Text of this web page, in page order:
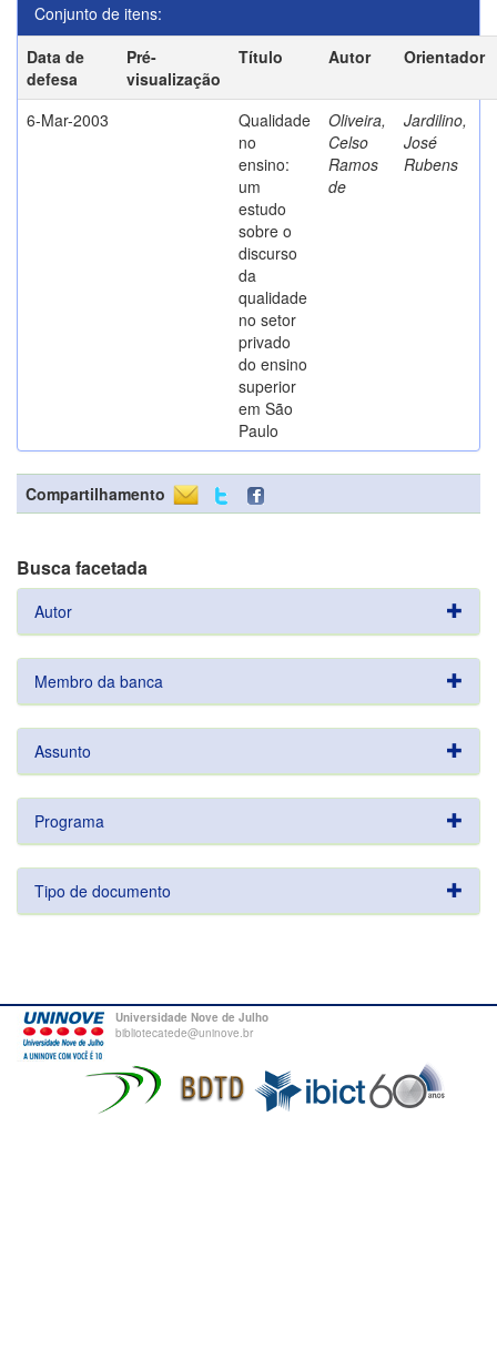
Conjunto de itens:
Data de
defesa
Pré-
visualização
Título Autor Orientador
6-Mar-2003
Qualidade
no
ensino:
um
estudo
sobre o
discurso
da
qualidade
no setor
privado
do ensino
superior
em São
Paulo
Oliveira,
Celso
Ramos
de
Jardilino,
José
Rubens
Compartilhamento
Busca facetada
Autor
Membro da banca
Assunto
Programa
Tipo de documento
Universidade Nove de Julho
bibliotecatede@uninove.br